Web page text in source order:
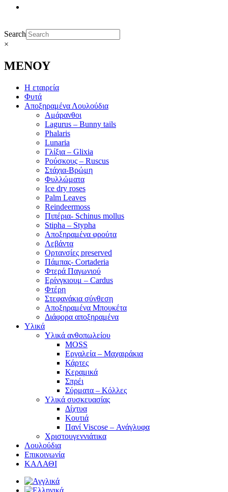
Search
×
ΜΕΝΟΥ
Η εταιρεία
Φυτά
Αποξηραμένα Λουλούδια
Αμάρανθοι
Lagurus – Bunny tails
Phalaris
Lunaria
Γλίξια – Glixia
Ρούσκους – Ruscus
Στάχια-Βρώμη
Φυλλώματα
Ice dry roses
Palm Leaves
Reindeermoss
Πιπέρια- Schinus mollus
Stipha – Stypha
Αποξηραμένα φρούτα
Λεβάντα
Ορτανσίες preserved
Πάμπας- Cortaderia
Φτερά Παγωνιού
Ερίνγκιουμ – Cardus
Φτέρη
Στεφανάκια σύνθεση
Αποξηραμένα Μπουκέτα
Διάφορα αποξηραμένα
Υλικά
Υλικά ανθοπωλείου
MOSS
Εργαλεία – Μαχαιράκια
Κάρτες
Κεραμικά
Σπρέι
Σύρματα – Κόλλες
Υλικά συσκευασίας
Δίχτυα
Κουτιά
Πανί Viscose – Ανάγλυφα
Χριστουγεννιάτικα
Λουλούδια
Επικοινωνία
ΚΑΛΑΘΙ